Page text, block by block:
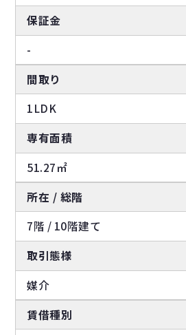
保証金
-
間取り
1LDK
専有面積
51.27㎡
所在 / 総階
7階 / 10階建て
取引態様
媒介
賃借種別